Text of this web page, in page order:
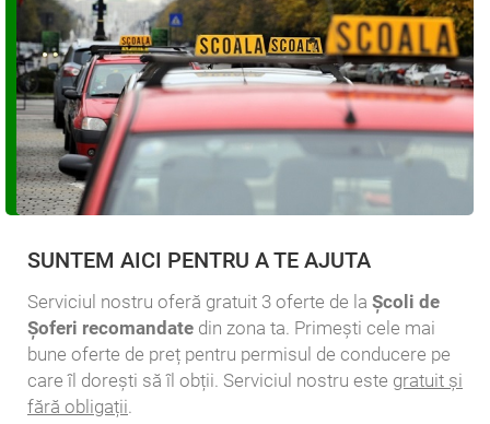
SUNTEM AICI PENTRU A TE AJUTA
Serviciul nostru oferă gratuit 3 oferte de la Școli de
Șoferi recomandate din zona ta. Primești cele mai
bune oferte de preț pentru permisul de conducere pe
care îl dorești să îl obții. Serviciul nostru este gratuit și
fără obligații